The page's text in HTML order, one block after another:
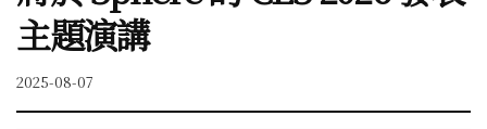
主題演講
2025-08-07